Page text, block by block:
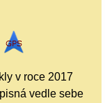
v roce 2017
vedle sebe